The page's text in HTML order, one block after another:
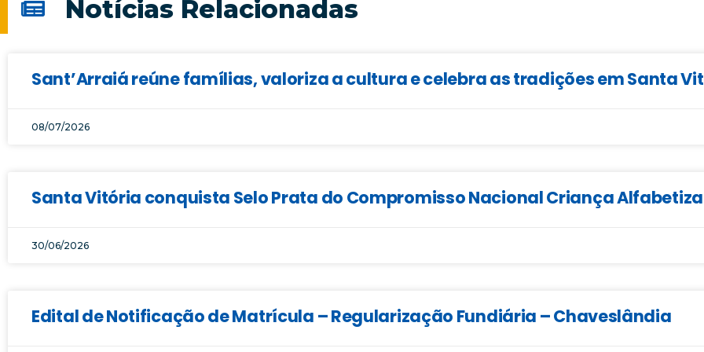
Notícias Relacionadas
Sant’Arraiá reúne famílias, valoriza a cultura e celebra as tradições em Santa
08/07/2026
Santa Vitória conquista Selo Prata do Compromisso Nacional Criança
30/06/2026
Edital de Notificação de Matrícula – Regularização Fundiária – Chaveslândia